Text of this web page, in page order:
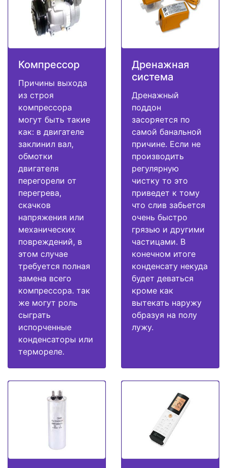
Компрессор
Причины выхода
из строя
компрессора
могут быть такие
как: в двигателе
заклинил вал,
обмотки
двигателя
перегорели от
перегрева,
скачков
напряжения или
механических
повреждений, в
этом случае
требуется полная
замена всего
компрессора. так
же могут роль
сыграть
испорченные
конденсаторы или
термореле.
Дренажная
система
Дренажный
поддон
засоряется по
самой банальной
причине. Если не
производить
регулярную
чистку то это
приведет к тому
что слив забьется
очень быстро
грязью и другими
частицами. В
конечном итоге
конденсату некуда
будет деваться
кроме как
вытекать наружу
образуя на полу
лужу.